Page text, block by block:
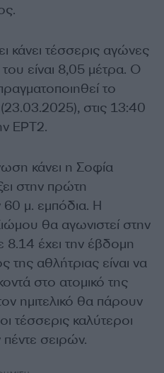
κάνει τέσσερις αγώνες
είναι 8,05 μέτρα. Ο
το
στις 13:40
ΕΡΤ2.
κάνει η Σοφία
στην πρώτη
60 μ. εμπόδια. Η
θα αγωνιστεί στην
8.14 έχει την έβδομη
της αθλήτριας είναι να
στο ατομικό της
ημιτελικό θα πάρουν
τέσσερις καλύτεροι
σειρών.